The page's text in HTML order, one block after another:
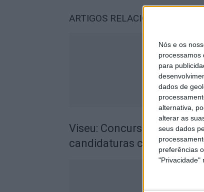
Nós e os
processamos
para
dados de
alternativa,
alterar as
seus dados
preferências
"Privacidade"
ARTIGOS RELACIONADOS
Viseu: Concurso nacional
candidaturas com prémio